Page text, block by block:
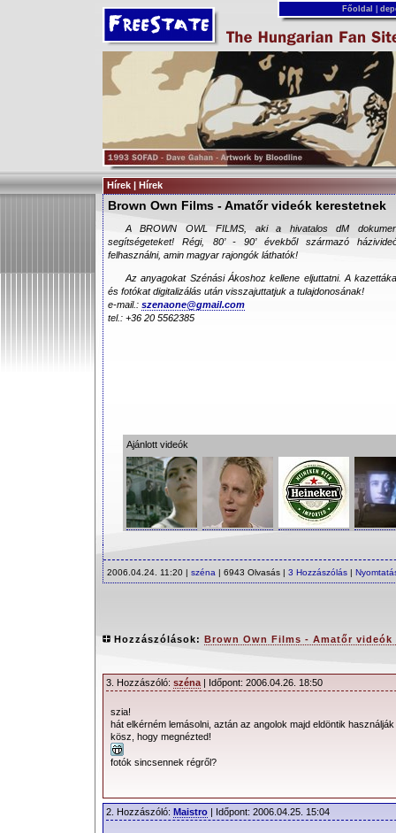
Főoldal
Hírek | Hírek
Brown Own Films - Amatőr videók kerestetnek
A BROWN OWL FILMS, aki a hivatalos dM
segítségeteket! Régi, 80’ - 90’ évekből származó
felhasználni, amin magyar rajongók láthatók!
Az anyagokat Szénási Ákoshoz kellene eljuttatni. A
és fotókat digitalizálás után visszajuttatjuk a tulajdonosának!
e-mail.: szenaone@gmail.com
tel.: +36 20 5562385
Ajánlott videók
2006.04.24. 11:20 | széna | 6943 Olvasás | 3 Hozzászólás |
Hozzászólások: Brown Own Films - Amatőr videók
3. Hozzászóló: széna | Időpont: 2006.04.26. 18:50
szia!
hát elkérném lemásolni, aztán az angolok majd eldöntik
kösz, hogy megnézted!
fotók sincsennek régről?
2. Hozzászóló: Maistro | Időpont: 2006.04.25. 15:04